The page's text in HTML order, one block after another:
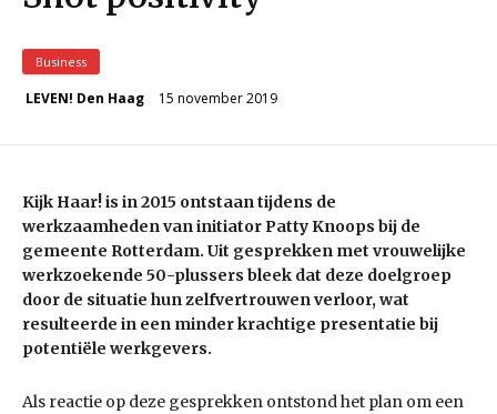
Business
LEVEN! Den Haag 15 november 2019
Kijk Haar! is in 2015 ontstaan tijdens de
werkzaamheden van initiator Patty Knoops bij de
gemeente Rotterdam. Uit gesprekken met vrouwelijke
werkzoekende 50-plussers bleek dat deze doelgroep
door de situatie hun zelfvertrouwen verloor, wat
resulteerde in een minder krachtige presentatie bij
potentiële werkgevers.
Als reactie op deze gesprekken ontstond het plan om een